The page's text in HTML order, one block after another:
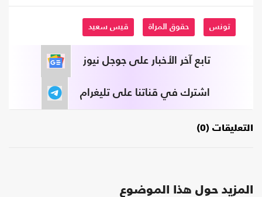
تونس حقوق المراة قيس سعيد
تابع آخر الأخبار على جوجل نيوز
اشترك في قناتنا على تليغرام
التعليقات (0)
المزيد حول هذا الموضوع